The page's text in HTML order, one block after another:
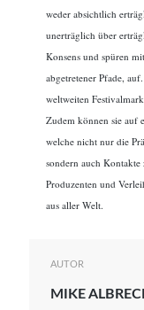
weder absichtlich
unerträglich über
Konsens und spüren
abgetretener Pfade,
weltweiten
Zudem können sie auf
welche nicht nur die
sondern auch Kontakte
Produzenten und
aus aller Welt.
AUTOR
MIKE